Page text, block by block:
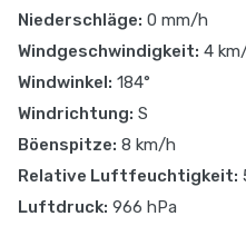
Niederschläge: 0 mm/h
Windgeschwindigkeit: 4
Windwinkel: 184°
Windrichtung: S
Böenspitze: 8 km/h
Relative Luftfeuchtigkeit:
Luftdruck: 966 hPa